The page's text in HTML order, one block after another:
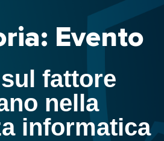
Evento
fattore
nella
informatica